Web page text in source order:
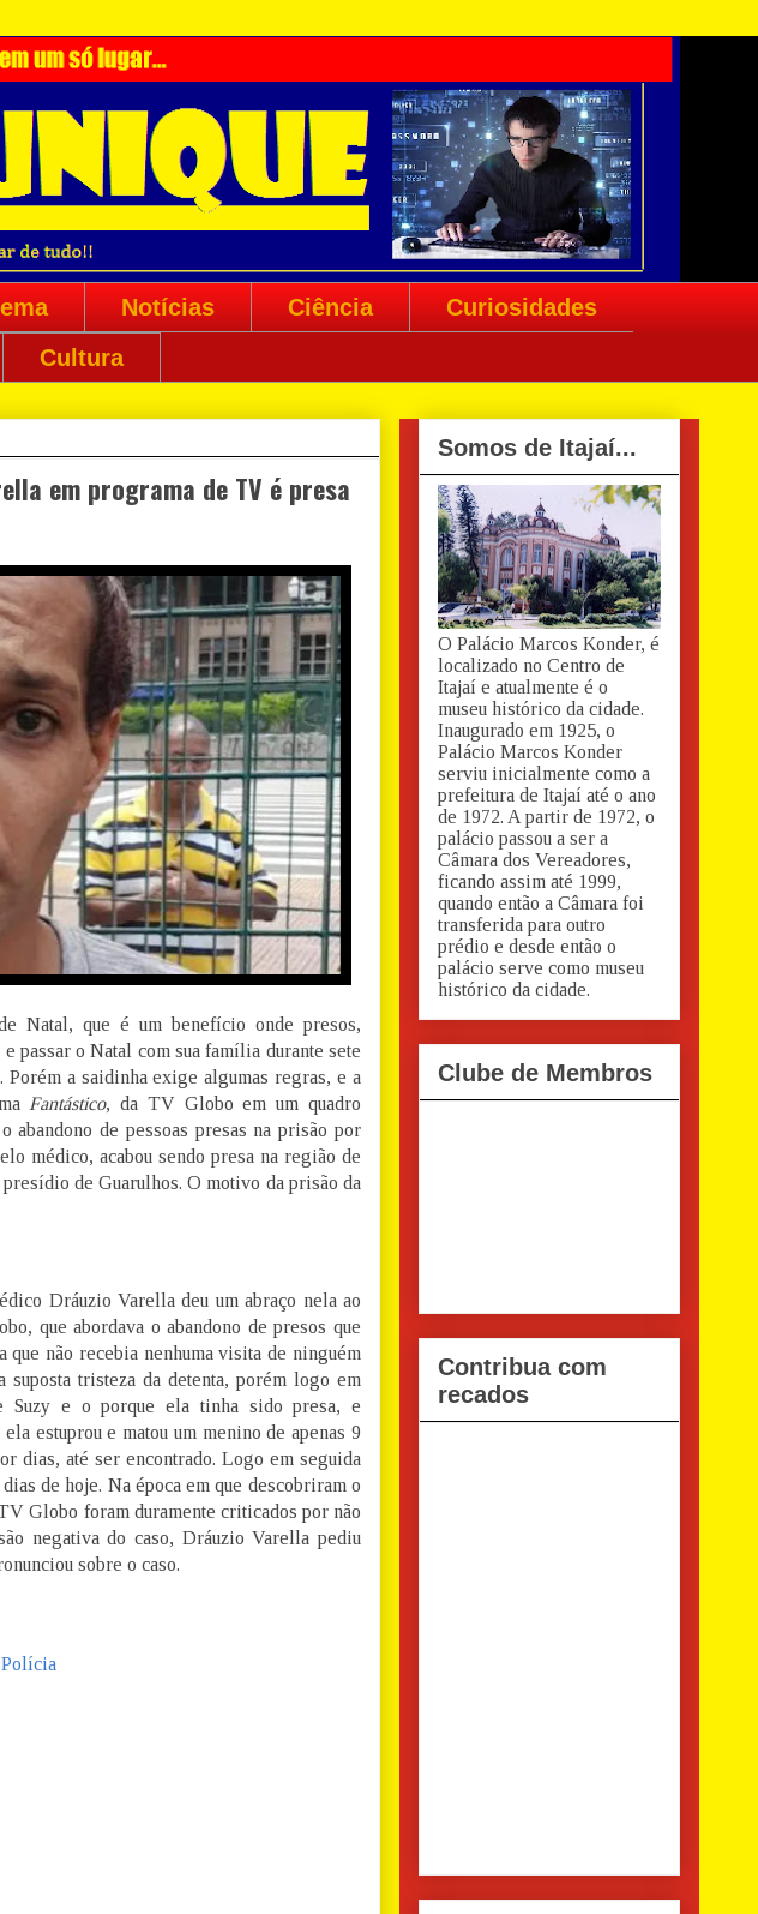
Notícias Ciência
Curiosidades
Cultura
em programa de TV é presa
Natal, que é um benefício onde presos,
passar o Natal com sua família durante sete
a saidinha exige algumas regras, e a
Fantástico, da TV Globo em um quadro
abandono de pessoas presas na prisão por
médico, acabou sendo presa na região de
de Guarulhos. O motivo da prisão da
Dráuzio Varella deu um abraço nela ao
que abordava o abandono de presos que
que não recebia nenhuma visita de ninguém
tristeza da detenta, porém logo em
Suzy e o porque ela tinha sido presa, e
estuprou e matou um menino de apenas 9
dias, até ser encontrado. Logo em seguida
de hoje. Na época em que descobriram o
Globo foram duramente criticados por não
negativa do caso, Dráuzio Varella pediu
sobre o caso.
Polícia
Somos de Itajaí...
O Palácio Marcos Konder, é
localizado no Centro de
Itajaí e atualmente é o
museu histórico da cidade.
Inaugurado em 1925, o
Palácio Marcos Konder
serviu inicialmente como a
prefeitura de Itajaí até o ano
de 1972. A partir de 1972, o
palácio passou a ser a
Câmara dos Vereadores,
ficando assim até 1999,
quando então a Câmara foi
transferida para outro
prédio e desde então o
palácio serve como museu
histórico da cidade.
Clube de Membros
Contribua com
recados